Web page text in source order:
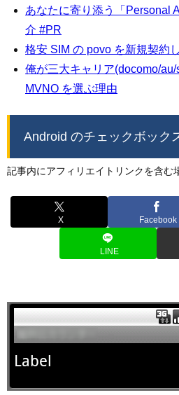
あなたに寄り添う「Personal
介 #PR
格安 SIM の povo を新規契約
俺が三大キャリア(docomo/
MVNO を選ぶ理由
Android のチェックボック
記事内にアフィリエイトリンクを含む
X Facebook
LINE